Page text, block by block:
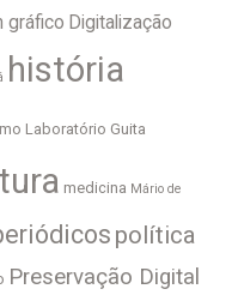
gráfico Digitalização
história
Laboratório Guita
medicina Mário de
política
Preservação Digital